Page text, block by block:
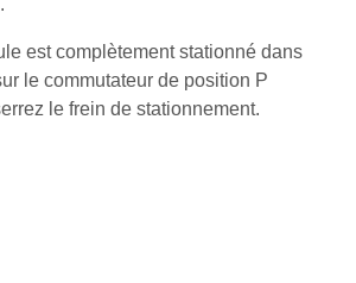
est complètement stationné dans
le commutateur de position P
le frein de stationnement.